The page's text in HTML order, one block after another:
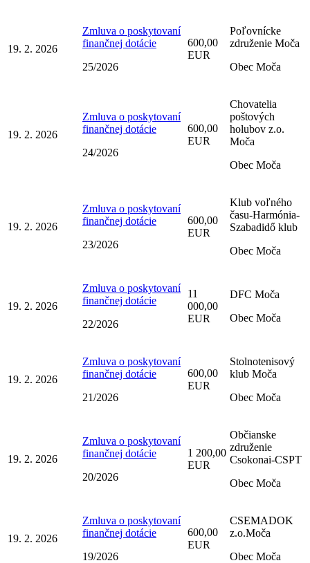
19. 2. 2026
Zmluva o poskytovaní
finančnej dotácie
25/2026
600,00
EUR
Poľovnícke
združenie Moča
Obec Moča
19. 2. 2026
Zmluva o poskytovaní
finančnej dotácie
24/2026
600,00
EUR
Chovatelia
poštových
holubov z.o.
Moča
Obec Moča
19. 2. 2026
Zmluva o poskytovaní
finančnej dotácie
23/2026
600,00
EUR
Klub voľného
času-Harmónia-
Szabadidő klub
Obec Moča
19. 2. 2026
Zmluva o poskytovaní
finančnej dotácie
22/2026
11
000,00
EUR
DFC Moča
Obec Moča
19. 2. 2026
Zmluva o poskytovaní
finančnej dotácie
21/2026
600,00
EUR
Stolnotenisový
klub Moča
Obec Moča
19. 2. 2026
Zmluva o poskytovaní
finančnej dotácie
20/2026
1 200,00
EUR
Občianske
združenie
Csokonai-CSPT
Obec Moča
19. 2. 2026
Zmluva o poskytovaní
finančnej dotácie
19/2026
600,00
EUR
CSEMADOK
z.o.Moča
Obec Moča